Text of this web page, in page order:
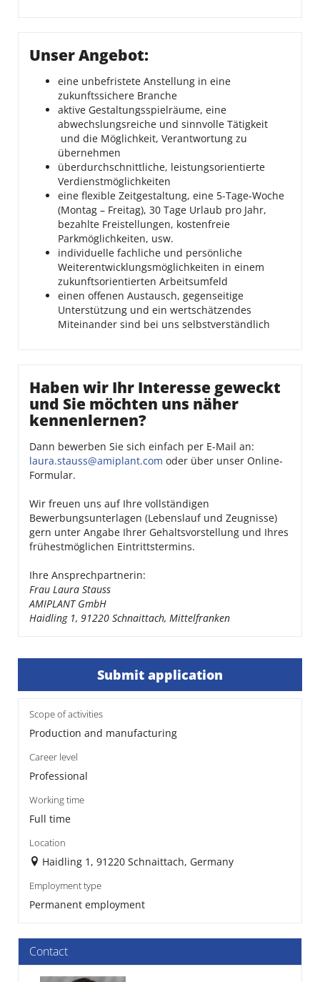
Unser Angebot:
eine unbefristete Anstellung in eine
zukunftssichere Branche
aktive Gestaltungsspielräume, eine
abwechslungsreiche und sinnvolle Tätigkeit
und die Möglichkeit, Verantwortung zu
übernehmen
überdurchschnittliche, leistungsorientierte
Verdienstmöglichkeiten
eine flexible Zeitgestaltung, eine 5-Tage-Woche
(Montag – Freitag), 30 Tage Urlaub pro Jahr,
bezahlte Freistellungen, kostenfreie
Parkmöglichkeiten, usw.
individuelle fachliche und persönliche
Weiterentwicklungsmöglichkeiten in einem
zukunftsorientierten Arbeitsumfeld
einen offenen Austausch, gegenseitige
Unterstützung und ein wertschätzendes
Miteinander sind bei uns selbstverständlich
Haben wir Ihr Interesse geweckt
und Sie möchten uns näher
kennenlernen?
Dann bewerben Sie sich einfach per E-Mail an:
laura.stauss@amiplant.com oder über unser Online-
Formular.
Wir freuen uns auf Ihre vollständigen
Bewerbungsunterlagen (Lebenslauf und Zeugnisse)
gern unter Angabe Ihrer Gehaltsvorstellung und Ihres
frühestmöglichen Eintrittstermins.
Ihre Ansprechpartnerin:
Frau Laura Stauss
AMIPLANT GmbH
Haidling 1, 91220 Schnaittach, Mittelfranken
Submit application
Scope of activities
Production and manufacturing
Career level
Professional
Working time
Full time
Location
Haidling 1, 91220 Schnaittach, Germany
Employment type
Permanent employment
Contact